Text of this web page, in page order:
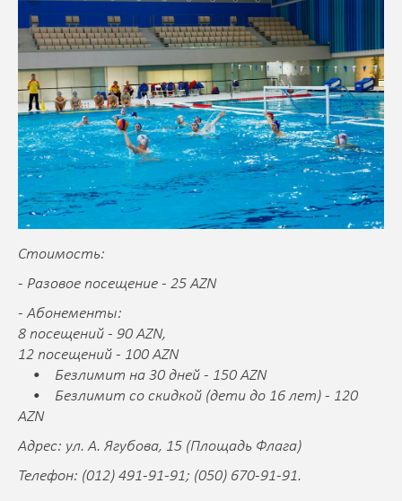
Стоимость:
- Разовое посещение - 25 AZN
- Абонементы:
8 посещений - 90 AZN,
12 посещений - 100 AZN
• Безлимит на 30 дней - 150 AZN
• Безлимит со скидкой (дети до 16 лет) - 120
AZN
Адрес: ул. А. Ягубова, 15 (Площадь Флага)
Телефон: (012) 491-91-91; (050) 670-91-91.